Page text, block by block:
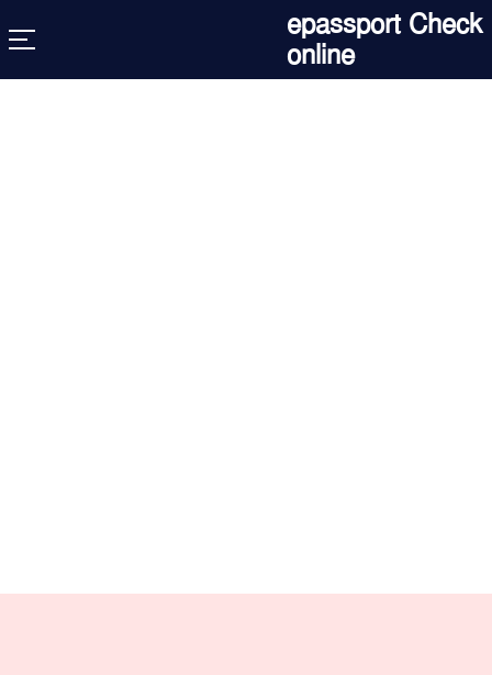
to
content
epassport Check
online